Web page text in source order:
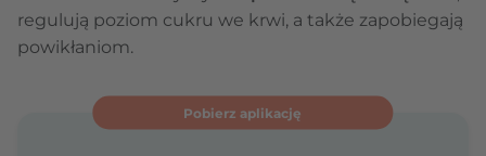
regulują poziom cukru we krwi, a także zapobiegają
powikłaniom.
Pobierz aplikację